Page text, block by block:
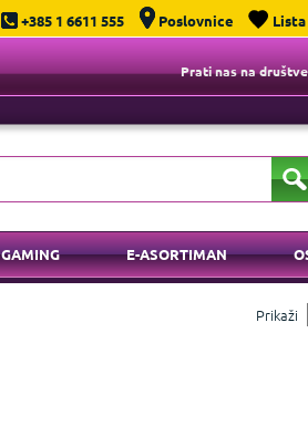
+385 1 6611 555 Poslovnice
Prati nas na
GAMING E-ASORTIMAN
Prikaži